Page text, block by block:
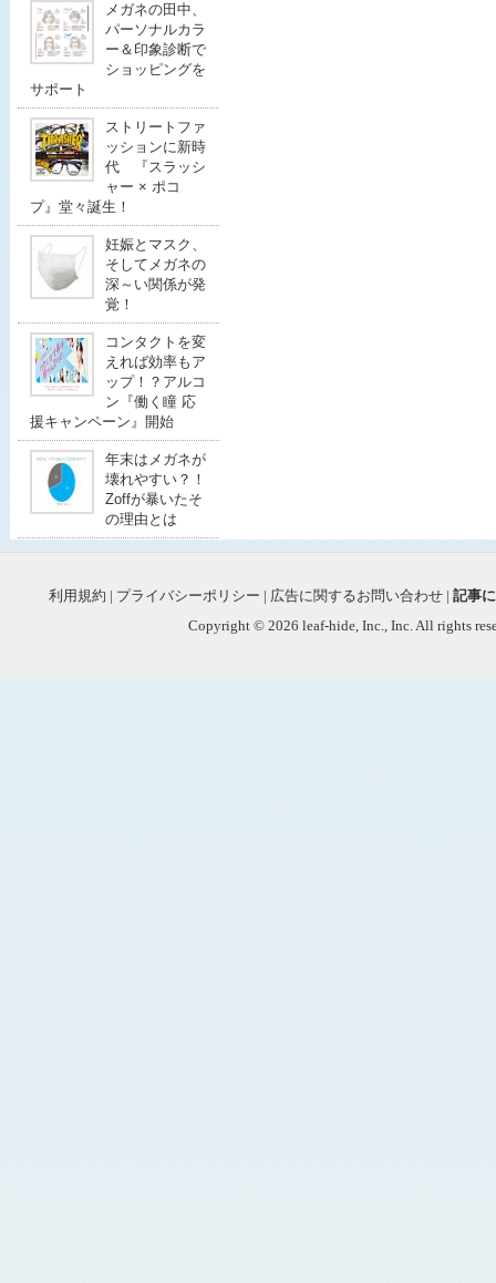
メガネの田中、
パーソナルカラ
ー＆印象診断で
ショッピングを
サポート
ストリートファ
ッションに新時
代 『スラッシ
ャー × ポコ
プ』堂々誕生！
妊娠とマスク、
そしてメガネの
深～い関係が発
覚！
コンタクトを変
えれば効率もア
ップ！？アルコ
ン『働く瞳 応
援キャンペーン』開始
年末はメガネが
壊れやすい？！
Zoffが暴いたそ
の理由とは
利用規約 | プライバシーポリシー | 広告に関するお問い合わせ | 記事
Copyright © 2026 leaf-hide, Inc., Inc. All rights